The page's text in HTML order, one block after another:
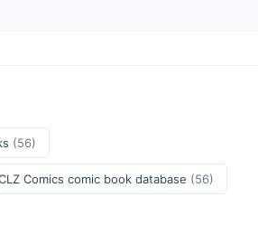
(56)
Comics comic book database (56)